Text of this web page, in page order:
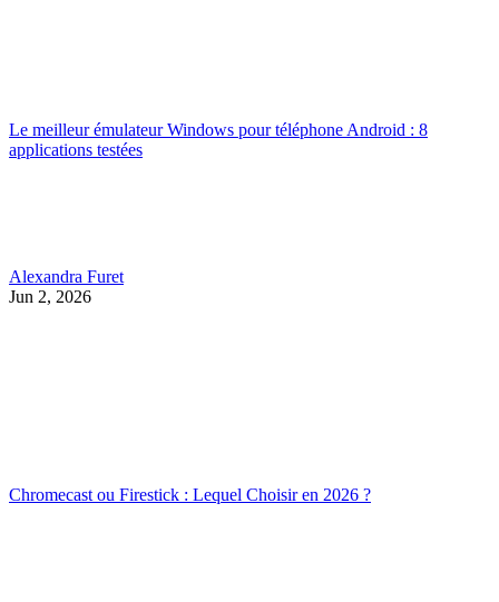
Le meilleur émulateur Windows pour téléphone Android : 8
applications testées
Alexandra Furet
Jun 2, 2026
Chromecast ou Firestick : Lequel Choisir en 2026 ?